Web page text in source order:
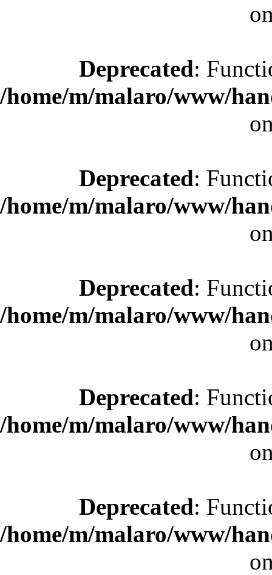
Deprecated:
/home/m/malaro/www/
Deprecated:
/home/m/malaro/www/
Deprecated:
/home/m/malaro/www/
Deprecated:
/home/m/malaro/www/
Deprecated:
/home/m/malaro/www/